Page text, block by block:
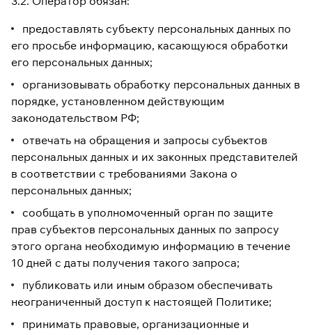
предоставлять субъекту персональных данных по
его просьбе информацию, касающуюся обработки
его персональных данных;
организовывать обработку персональных данных в
порядке, установленном действующим
законодательством РФ;
отвечать на обращения и запросы субъектов
персональных данных и их законных представителей
в соответствии с требованиями Закона о
персональных данных;
сообщать в уполномоченный орган по защите
прав субъектов персональных данных по запросу
этого органа необходимую информацию в течение
10 дней с даты получения такого запроса;
публиковать или иным образом обеспечивать
неограниченный доступ к настоящей Политике;
принимать правовые, организационные и